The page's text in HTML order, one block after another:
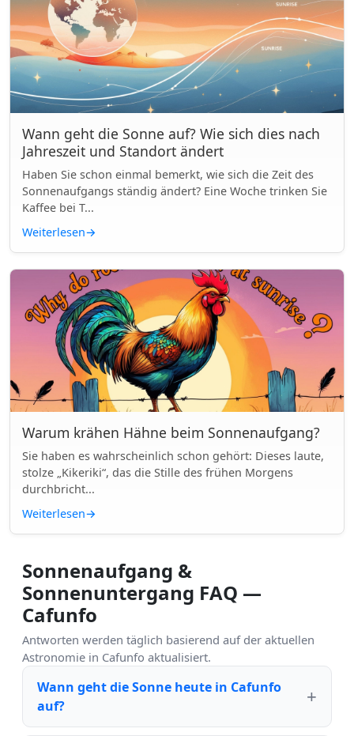
Wann geht die Sonne auf? Wie sich dies nach
Jahreszeit und Standort ändert
Haben Sie schon einmal bemerkt, wie sich die Zeit des
Sonnenaufgangs ständig ändert? Eine Woche trinken Sie
Kaffee bei T...
Weiterlesen→
Warum krähen Hähne beim Sonnenaufgang?
Sie haben es wahrscheinlich schon gehört: Dieses laute,
stolze „Kikeriki“, das die Stille des frühen Morgens
durchbricht...
Weiterlesen→
Sonnenaufgang &
Sonnenuntergang FAQ —
Cafunfo
Antworten werden täglich basierend auf der aktuellen
Astronomie in Cafunfo aktualisiert.
Wann geht die Sonne heute in Cafunfo
auf?